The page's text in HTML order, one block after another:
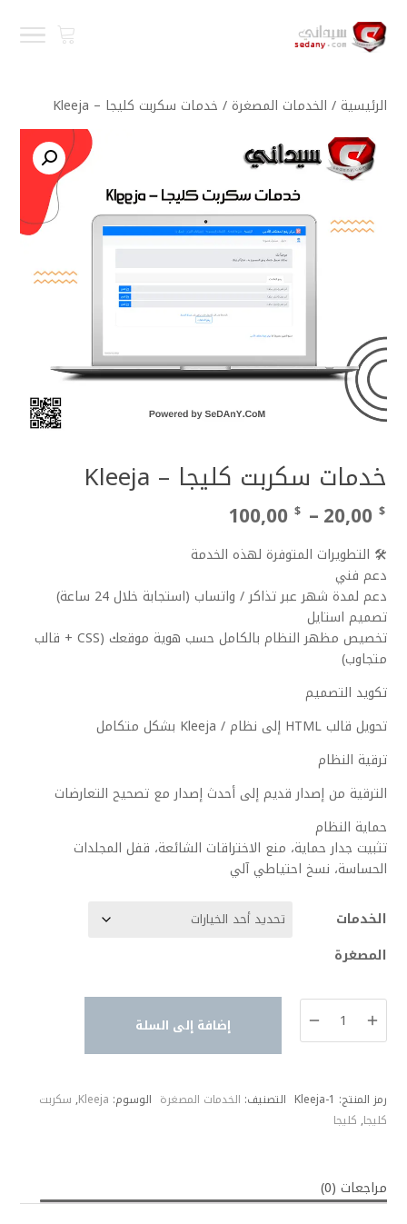
الرئيسية/ الخدمات المصغرة/ خدمات سكربت كليجا – Kleeja
خدمات سكربت كليجا – Kleeja
20,00 $
–
100,00 $
من
خلال
🛠 التطويرات المتوفرة لهذه الخدمة
دعم فني
دعم لمدة شهر عبر تذاكر / واتساب (استجابة خلال 24 ساعة)
تصميم استايل
تخصيص مظهر النظام بالكامل حسب هوية موقعك (CSS + قالب
متجاوب)
تكويد التصميم
تحويل قالب HTML إلى نظام / Kleeja بشكل متكامل
ترقية النظام
الترقية من إصدار قديم إلى أحدث إصدار مع تصحيح التعارضات
حماية النظام
تثبيت جدار حماية، منع الاختراقات الشائعة، قفل المجلدات
الحساسة، نسخ احتياطي آلي
الخدمات
المصغرة
خدمات
سكربت
-
Kleeja
إضافة إلى السلة
رمز المنتج: Kleeja-1 التصنيف: الخدمات المصغرة الوسوم: Kleeja
, سكربت
كليجا, كليجا
مراجعات (0)